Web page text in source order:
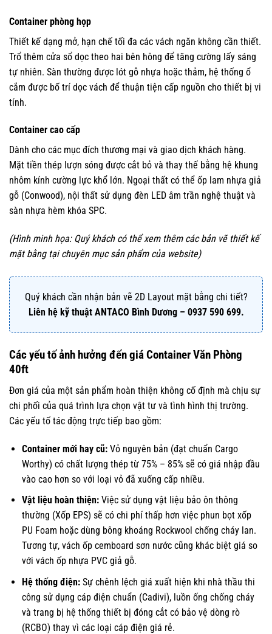
Container phòng họp
Thiết kế dạng mở, hạn chế tối đa các vách ngăn không cần thiết.
Trổ thêm cửa sổ dọc theo hai bên hông để tăng cường lấy sáng
tự nhiên. Sàn thường được lót gỗ nhựa hoặc thảm, hệ thống ổ
cắm được bố trí dọc vách để thuận tiện cấp nguồn cho thiết bị vi
tính.
Container cao cấp
Dành cho các mục đích thương mại và giao dịch khách hàng.
Mặt tiền thép lượn sóng được cắt bỏ và thay thế bằng hệ khung
nhôm kính cường lực khổ lớn. Ngoại thất có thể ốp lam nhựa giả
gỗ (Conwood), nội thất sử dụng đèn LED âm trần nghệ thuật và
sàn nhựa hèm khóa SPC.
(Hình minh họa: Quý khách có thể xem thêm các bản vẽ thiết kế
mặt bằng tại chuyên mục sản phẩm của website)
Quý khách cần nhận bản vẽ 2D Layout mặt bằng chi tiết?
Liên hệ kỹ thuật ANTACO Bình Dương – 0937 590 699.
Các yếu tố ảnh hưởng đến giá Container Văn Phòng
40ft
Đơn giá của một sản phẩm hoàn thiện không cố định mà chịu sự
chi phối của quá trình lựa chọn vật tư và tình hình thị trường.
Các yếu tố tác động trực tiếp bao gồm:
Container mới hay cũ:Vỏ nguyên bản (đạt chuẩn Cargo
Worthy) có chất lượng thép từ 75% – 85% sẽ có giá nhập đầu
vào cao hơn so với loại vỏ đã xuống cấp nhiều.
Vật liệu hoàn thiện:Việc sử dụng vật liệu bảo ôn thông
thường (Xốp EPS) sẽ có chi phí thấp hơn việc phun bọt xốp
PU Foam hoặc dùng bông khoáng Rockwool chống cháy lan.
Tương tự, vách ốp cemboard sơn nước cũng khác biệt giá so
với vách ốp nhựa PVC giả gỗ.
Hệ thống điện:Sự chênh lệch giá xuất hiện khi nhà thầu thi
công sử dụng cáp điện chuẩn (Cadivi), luồn ống chống cháy
và trang bị hệ thống thiết bị đóng cắt có bảo vệ dòng rò
(RCBO) thay vì các loại cáp điện giá rẻ.